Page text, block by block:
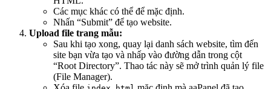
Các mục khác có thể để mặc định.
Nhấn “Submit” để tạo website.
Upload file trang mẫu:
Sau khi tạo xong, quay lại danh sách website, tìm đến
site bạn vừa tạo và nhấp vào đường dẫn trong cột
“Root Directory”. Thao tác này sẽ mở trình quản lý file
(File Manager).